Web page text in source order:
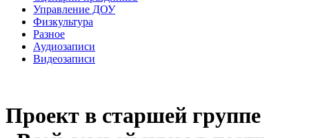
Управление ДОУ
Физкультура
Разное
Аудиозаписи
Видеозаписи
Проект в старшей группе